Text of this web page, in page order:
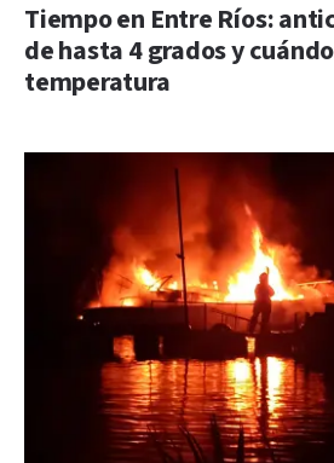
Tiempo en Entre Ríos:
de hasta 4 grados y
temperatura